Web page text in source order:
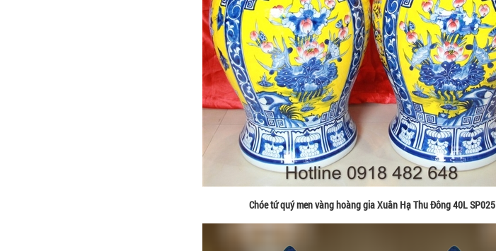
Chóe tứ quý men vàng hoàng gia Xuân Hạ Thu Đông 40L SP025